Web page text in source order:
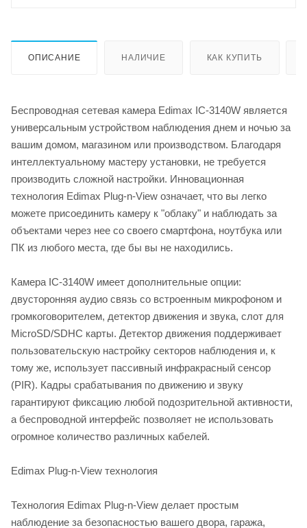
ОПИСАНИЕ НАЛИЧИЕ КАК КУПИТЬ
Беспроводная сетевая камера Edimax IC-3140W является
универсальным устройством наблюдения днем и ночью за
вашим домом, магазином или производством. Благодаря
интеллектуальному мастеру установки, не требуется
производить сложной настройки. Инновационная
технология Edimax Plug-n-View означает, что вы легко
можете присоединить камеру к "облаку" и наблюдать за
объектами через нее со своего смартфона, ноутбука или
ПК из любого места, где бы вы не находились.
Камера IC-3140W имеет дополнительные опции:
двусторонняя аудио связь со встроенным микрофоном и
громкоговорителем, детектор движения и звука, слот для
MicroSD/SDHC карты. Детектор движения поддерживает
пользовательскую настройку секторов наблюдения и, к
тому же, использует пассивный инфракрасный сенсор
(PIR). Кадры срабатывания по движению и звуку
гарантируют фиксацию любой подозрительной активности,
а беспроводной интерфейс позволяет не использовать
огромное количество различных кабелей.
Edimax Plug-n-View технология
Технология Edimax Plug-n-View делает простым
наблюдение за безопасностью вашего двора, гаража,